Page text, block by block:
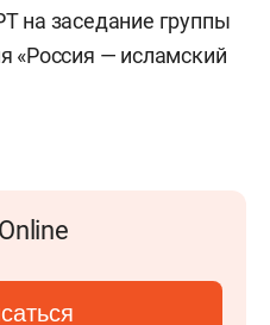
на заседание группы
«Россия — исламский